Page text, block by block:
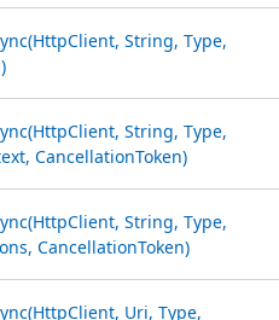
String, Type,
String, Type,
CancellationToken)
String, Type,
CancellationToken)
Uri, Type,